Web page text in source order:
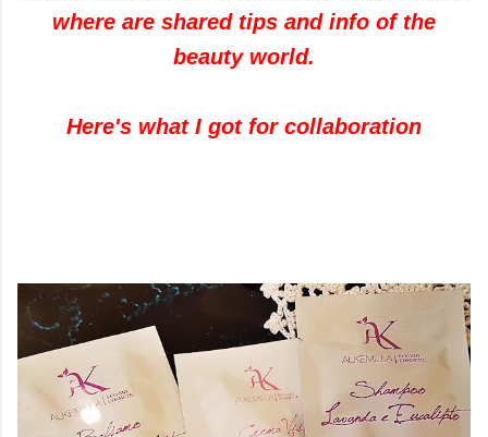
where are shared tips and info of the
beauty world.
Here's what I got for collaboration